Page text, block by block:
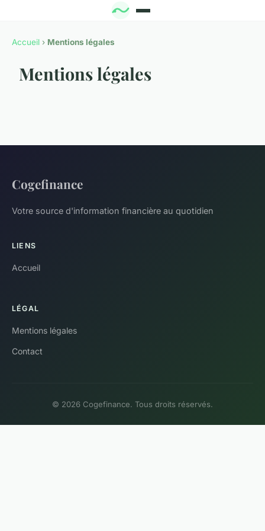
Accueil › Mentions légales
Mentions légales
Cogefinance
Votre source d'information financière au quotidien
LIENS
Accueil
LÉGAL
Mentions légales
Contact
© 2026 Cogefinance. Tous droits réservés.